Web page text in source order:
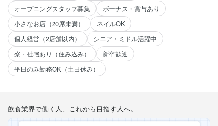
オープニングスタッフ募集
ボーナス・賞与あり
小さなお店（20席未満）
ネイルOK
個人経営（2店舗以内）
シニア・ミドル活躍中
寮・社宅あり（住み込み）
新卒歓迎
平日のみ勤務OK（土日休み）
飲食業界で働く人、これから目指す人へ。